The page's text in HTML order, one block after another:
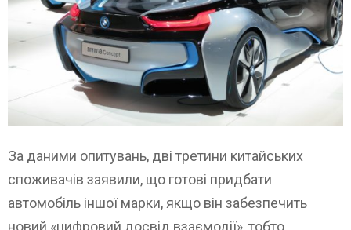
За даними опитувань, дві третини китайських
споживачів заявили, що готові придбати
автомобіль іншої марки, якщо він забезпечить
новий «цифровий досвід взаємодії», тобто